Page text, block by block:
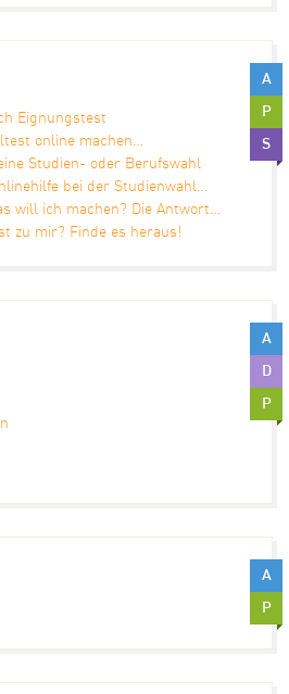
A
P
S
Eignungstest
online machen…
Studien- oder Berufswahl
bei der Studienwahl…
will ich machen? Die Antwort…
zu mir? Finde es heraus!
A
D
P
A
P